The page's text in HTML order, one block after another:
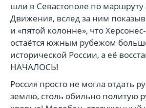
шли в Севастополе по маршруту
Движения, вслед за ним
и «пятой колонне», что
остаётся южным рубежом
исторической России, а её
НАЧАЛОСЬ!
Россия просто не могла отдать
землю, столь обильно политую